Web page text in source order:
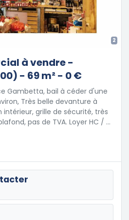
2
à vendre -
- 69 m² - 0 €
Gambetta, bail à céder d'une
Très belle devanture à
intérieur, grille de sécurité, très
pas de TVA. Loyer HC / …